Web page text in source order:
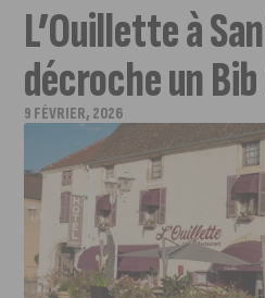
L’Ouillette à
décroche un
9 FÉVRIER, 2026